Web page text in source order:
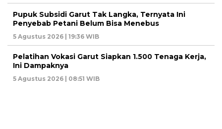
Pupuk Subsidi Garut Tak Langka, Ternyata Ini
Penyebab Petani Belum Bisa Menebus
5 Agustus 2026 | 19:36 WIB
Pelatihan Vokasi Garut Siapkan 1.500 Tenaga Kerja,
Ini Dampaknya
5 Agustus 2026 | 08:51 WIB